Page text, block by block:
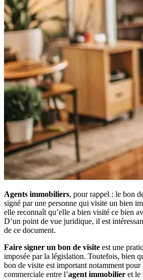
Agents immobiliers, pour rappel : le bon
signé par une personne qui visite un bien
elle reconnaît qu’elle a bien visité ce bien
D’un point de vue juridique, il est
de ce document.
Faire signer un bon de visite est une
imposée par la législation. Toutefois, bien
bon de visite est important notamment pour
commerciale entre l’agent immobilier et le